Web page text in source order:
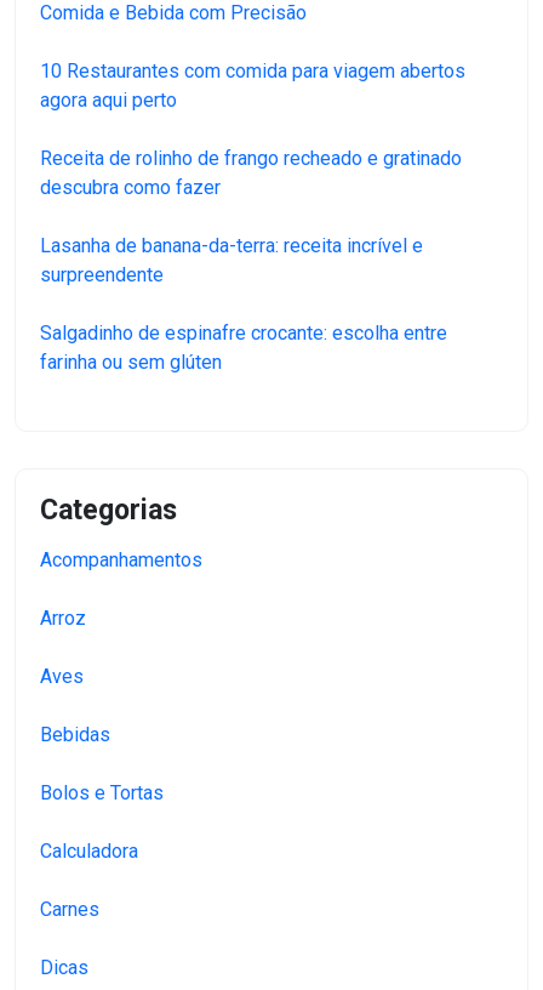
Comida e Bebida com Precisão
10 Restaurantes com comida para viagem abertos
agora aqui perto
Receita de rolinho de frango recheado e gratinado
descubra como fazer
Lasanha de banana-da-terra: receita incrível e
surpreendente
Salgadinho de espinafre crocante: escolha entre
farinha ou sem glúten
Categorias
Acompanhamentos
Arroz
Aves
Bebidas
Bolos e Tortas
Calculadora
Carnes
Dicas